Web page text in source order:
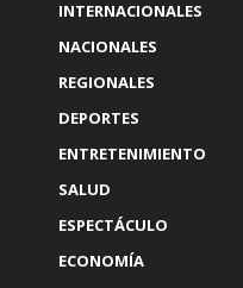
INTERNACIONALES
NACIONALES
REGIONALES
DEPORTES
ENTRETENIMIENTO
SALUD
ESPECTÁCULO
ECONOMÍA